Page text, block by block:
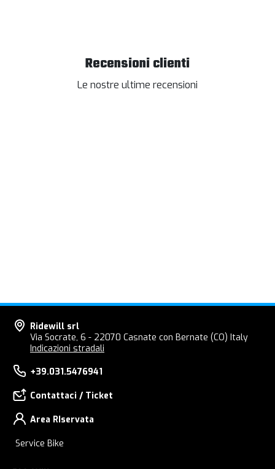
Recensioni clienti
Le nostre ultime recensioni
Ridewill srl
Via Socrate, 6 - 22070 Casnate con Bernate (CO) Italy
Indicazioni stradali
+39.031.5476941
Contattaci / Ticket
Area RIservata
Service Bike